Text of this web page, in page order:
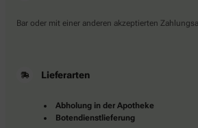
Bar oder mit einer anderen akzeptierten
Lieferarten
Abholung in der Apotheke
Botendienstlieferung